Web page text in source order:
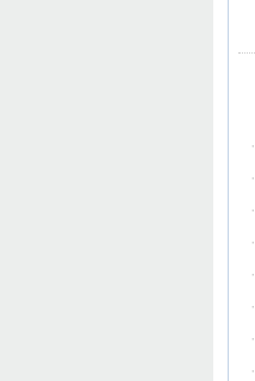
·
·
·
·
·
·
·
·